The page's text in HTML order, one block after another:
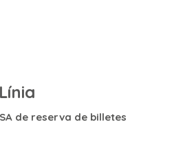
de reserva de billetes